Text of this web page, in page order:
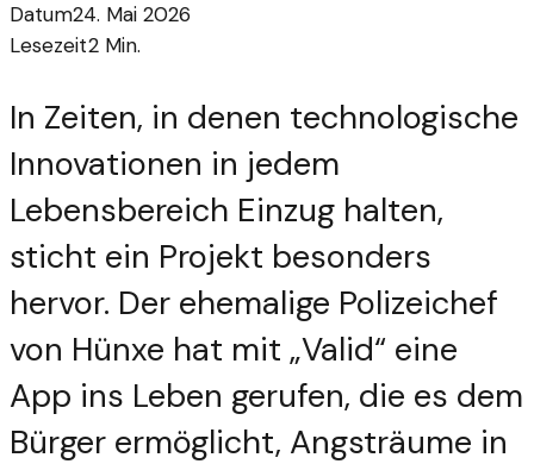
Datum24. Mai 2026
Lesezeit2 Min.
In Zeiten, in denen technologische
Innovationen in jedem
Lebensbereich Einzug halten,
sticht ein Projekt besonders
hervor. Der ehemalige Polizeichef
von Hünxe hat mit „Valid“ eine
App ins Leben gerufen, die es dem
Bürger ermöglicht, Angsträume in